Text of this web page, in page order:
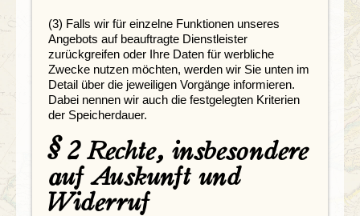
(3) Falls wir für einzelne Funktionen unseres
Angebots auf beauftragte Dienstleister
zurückgreifen oder Ihre Daten für werbliche
Zwecke nutzen möchten, werden wir Sie unten im
Detail über die jeweiligen Vorgänge informieren.
Dabei nennen wir auch die festgelegten Kriterien
der Speicherdauer.
§ 2 Rechte, insbesondere
auf Auskunft und
Widerruf